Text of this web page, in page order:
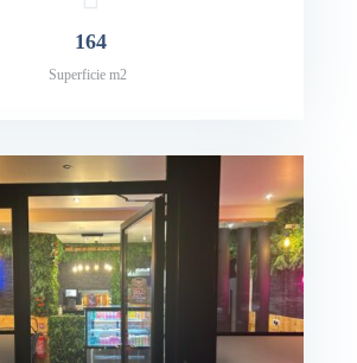
164
Superficie m2